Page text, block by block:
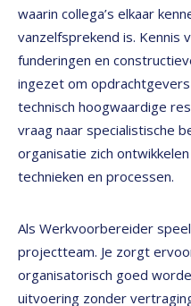
waarin collega’s elkaar
vanzelfsprekend is. Kennis
funderingen en
ingezet om
technisch hoogwaardige
vraag naar specialistische
organisatie zich
technieken en processen.
Als Werkvoorbereider
projectteam. Je zorgt
organisatorisch goed
uitvoering zonder